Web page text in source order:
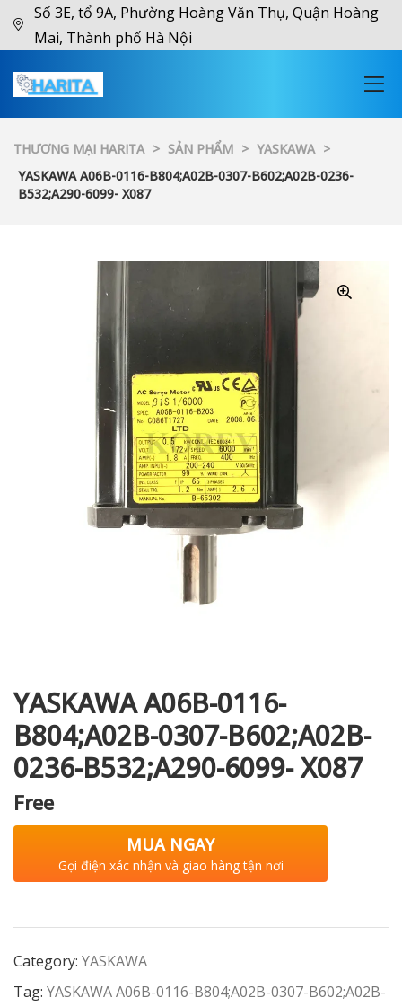
Số 3E, tổ 9A, Phường Hoàng Văn Thụ, Quận Hoàng
Mai, Thành phố Hà Nội
THƯƠNG MẠI HARITA > SẢN PHẨM > YASKAWA >
YASKAWA A06B-0116-B804;A02B-0307-B602;A02B-0236-
B532;A290-6099- X087
YASKAWA A06B-0116-
B804;A02B-0307-B602;A02B-
0236-B532;A290-6099- X087
Free
MUA NGAY
Gọi điện xác nhận và giao hàng tận nơi
Category: YASKAWA
Tag: YASKAWA A06B-0116-B804;A02B-0307-B602;A02B-